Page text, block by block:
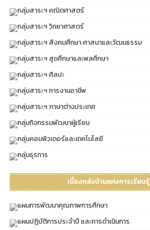
กลุ่มสาระฯ คณิตศาสตร์
กลุ่มสาระฯ วิทยาศาสตร์
กลุ่มสาระฯ สังคมศึกษา ศาสนาและวัฒนธรรม
กลุ่มสาระฯ สุขศึกษาและพลศึกษา
กลุ่มสาระฯ ศิลปะ
กลุ่มสาระฯ การงานอาชีพ
กลุ่มสาระฯ ภาษาต่างประเทศ
กลุ่มกิจกรรมพัฒนาผู้เรียน
กลุ่มคอมพิวเตอร์และเทคโนโลยี
กลุ่มธุรการ
เบื้องหลังบ้านแห่งการเรียนรู้
แผนการพัฒนาคุณภาพการศึกษา
แผนปฏิบัติการประจำปี และการดำเนินการ